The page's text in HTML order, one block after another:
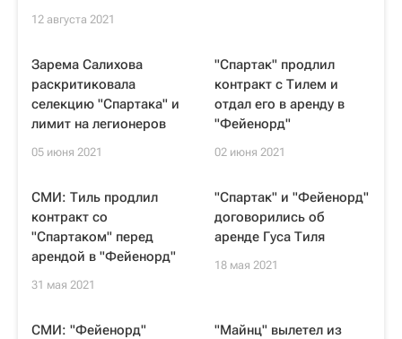
12 августа 2021
Зарема Салихова
раскритиковала
селекцию "Спартака" и
лимит на легионеров
05 июня 2021
"Спартак" продлил
контракт с Тилем и
отдал его в аренду в
"Фейенорд"
02 июня 2021
СМИ: Тиль продлил
контракт со
"Спартаком" перед
арендой в "Фейенорд"
31 мая 2021
"Спартак" и "Фейенорд"
договорились об
аренде Гуса Тиля
18 мая 2021
СМИ: "Фейенорд"
"Майнц" вылетел из